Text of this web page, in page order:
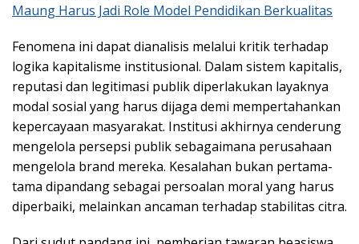
Maung Harus Jadi Role Model Pendidikan Berkualitas
Fenomena ini dapat dianalisis melalui kritik terhadap
logika kapitalisme institusional. Dalam sistem kapitalis,
reputasi dan legitimasi publik diperlakukan layaknya
modal sosial yang harus dijaga demi mempertahankan
kepercayaan masyarakat. Institusi akhirnya cenderung
mengelola persepsi publik sebagaimana perusahaan
mengelola brand mereka. Kesalahan bukan pertama-
tama dipandang sebagai persoalan moral yang harus
diperbaiki, melainkan ancaman terhadap stabilitas citra.